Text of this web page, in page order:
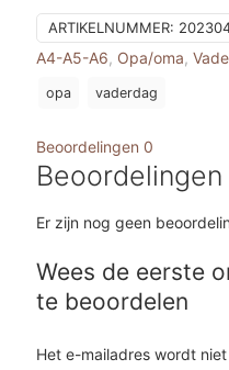
ARTIKELNUMMER:
A4-A5-A6, Opa/oma,
opa vaderdag
Beoordelingen 0
Beoordelingen
Er zijn nog geen
Wees de eerste
te beoordelen
Het e-mailadres wordt